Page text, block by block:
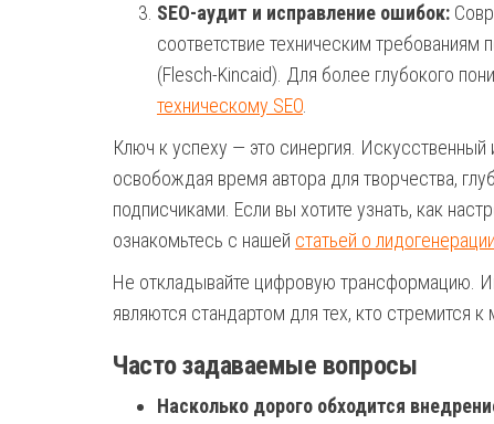
SEO-аудит и исправление ошибок:
соответствие техническим требованиям
(Flesch-Kincaid). Для более глубокого
техническому SEO
Ключ к успеху — это синергия. Искусственный
освобождая время автора для творчества,
подписчиками. Если вы хотите узнать, как
ознакомьтесь с нашей статьей о лидогенерации
Не откладывайте цифровую трансформацию.
являются стандартом для тех, кто стремится
Часто задаваемые вопросы
Насколько дорого обходится